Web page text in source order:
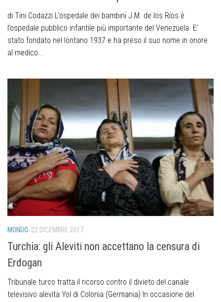
di Tini Codazzi L’ospedale dei bambini J.M. de los Ríos è
l’ospedale pubblico infantile più importante del Venezuela. E’
stato fondato nel lontano 1937 e ha preso il suo nome in onore
al medico...
MONDO 22 DICEMBRE 2017
Turchia: gli Aleviti non accettano la censura di
Erdogan
Tribunale turco tratta il ricorso contro il divieto del canale
televisivo alevita Yol di Colonia (Germania) In occasione del